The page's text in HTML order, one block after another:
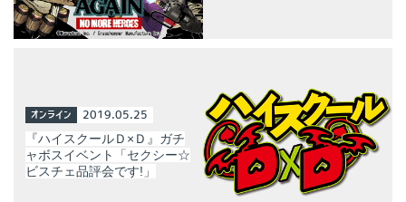
オンライン 2019.05.25
『ハイスクールＤ×Ｄ』ガチ
ャボスイベント「セクシー☆
ビスチェ品評会です!」